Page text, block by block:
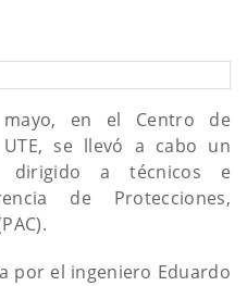
en el Centro de
UTE, se llevó a cabo un
dirigido a técnicos e
de Protecciones,
por el ingeniero Eduardo